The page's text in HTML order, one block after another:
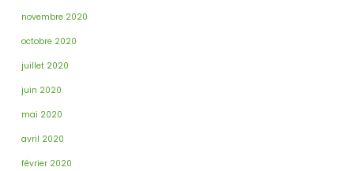
novembre 2020
octobre 2020
juillet 2020
juin 2020
mai 2020
avril 2020
février 2020